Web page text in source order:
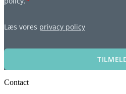
Læs vores privacy policy
Contact